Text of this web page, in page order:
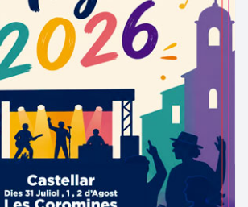
que aportaven grans masses de
barrejant amb materials més
formar una massa que, quan
catalano-balear desaparegué i els
al gran golf s’enrolaren enmig
geològics, el relleu de Montserrat
fons del mar amb una gran
formes -posem-hi, ara fa deu milions